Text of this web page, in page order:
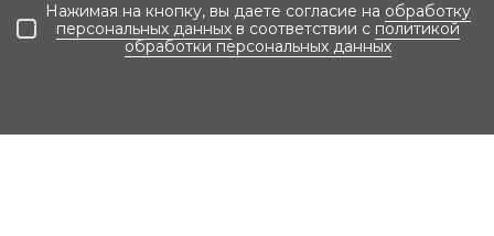
Нажимая на кнопку, вы даете согласие на обработку
персональных данных в соответствии с политикой
обработки персональных данных